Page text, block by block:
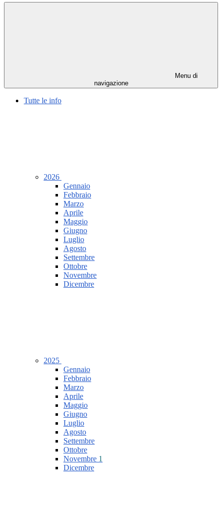
Menu di
navigazione
Tutte le info
2026
Gennaio
Febbraio
Marzo
Aprile
Maggio
Giugno
Luglio
Agosto
Settembre
Ottobre
Novembre
Dicembre
2025
Gennaio
Febbraio
Marzo
Aprile
Maggio
Giugno
Luglio
Agosto
Settembre
Ottobre
Novembre 1
Dicembre